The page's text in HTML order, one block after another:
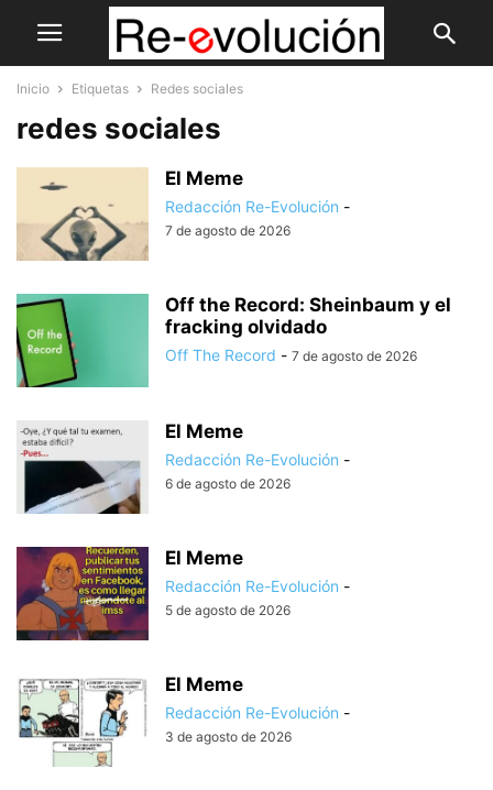
Inicio Etiquetas Redes sociales
redes sociales
El Meme
Redacción Re-Evolución -
7 de agosto de 2026
Off the Record: Sheinbaum y el
fracking olvidado
Off The Record - 7 de agosto de 2026
El Meme
Redacción Re-Evolución -
6 de agosto de 2026
El Meme
Redacción Re-Evolución -
5 de agosto de 2026
El Meme
Redacción Re-Evolución -
3 de agosto de 2026